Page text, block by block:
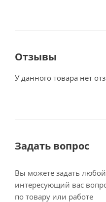
Отзывы
У данного товара нет
Задать вопрос
Вы можете задать любой
интересующий вас
по товару или работе